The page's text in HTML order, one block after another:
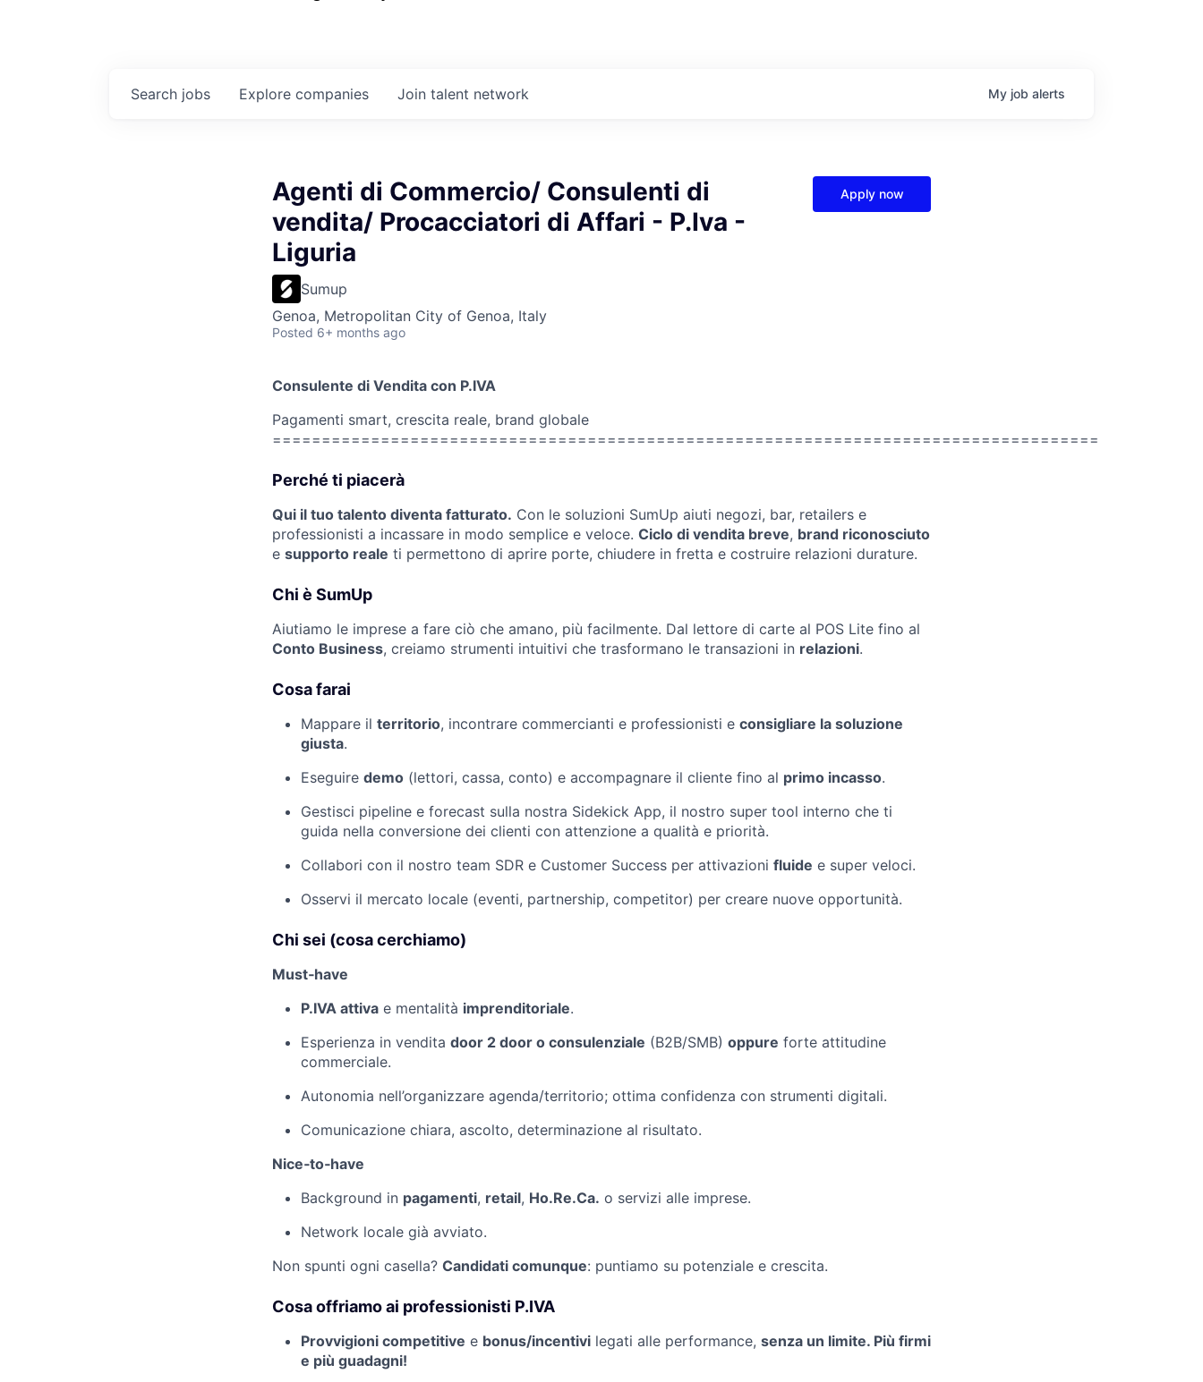
Search jobs Explore companies Join talent network My job alerts
Agenti di Commercio/ Consulenti di
vendita/ Procacciatori di Affari - P.Iva -
Liguria
Sumup
Genoa, Metropolitan City of Genoa, Italy
Posted 6+ months ago
Apply now
Consulente di Vendita con P.IVA
Pagamenti smart, crescita reale, brand globale
====================================================================================
Perché ti piacerà
Qui il tuo talento diventa fatturato. Con le soluzioni SumUp aiuti negozi, bar, retailers e
professionisti a incassare in modo semplice e veloce. Ciclo di vendita breve, brand riconosciuto
e supporto reale ti permettono di aprire porte, chiudere in fretta e costruire relazioni durature.
Chi è SumUp
Aiutiamo le imprese a fare ciò che amano, più facilmente. Dal lettore di carte al POS Lite fino al
Conto Business, creiamo strumenti intuitivi che trasformano le transazioni in relazioni.
Cosa farai
Mappare il territorio, incontrare commercianti e professionisti e consigliare la soluzione
giusta.
Eseguire demo (lettori, cassa, conto) e accompagnare il cliente fino al primo incasso.
Gestisci pipeline e forecast sulla nostra Sidekick App, il nostro super tool interno che ti
guida nella conversione dei clienti con attenzione a qualità e priorità.
Collabori con il nostro team SDR e Customer Success per attivazioni fluide e super veloci.
Osservi il mercato locale (eventi, partnership, competitor) per creare nuove opportunità.
Chi sei (cosa cerchiamo)
Must‑have
P.IVA attiva e mentalità imprenditoriale.
Esperienza in vendita door 2 door o consulenziale (B2B/SMB) oppure forte attitudine
commerciale.
Autonomia nell’organizzare agenda/territorio; ottima confidenza con strumenti digitali.
Comunicazione chiara, ascolto, determinazione al risultato.
Nice‑to‑have
Background in pagamenti, retail, Ho.Re.Ca. o servizi alle imprese.
Network locale già avviato.
Non spunti ogni casella? Candidati comunque: puntiamo su potenziale e crescita.
Cosa offriamo ai professionisti P.IVA
Provvigioni competitive e bonus/incentivi legati alle performance, senza un limite. Più firmi
e più guadagni!